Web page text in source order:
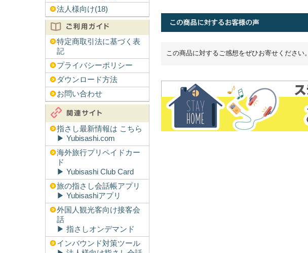
法人様向け(18)
特定商取引法に基づく表
記
プライバシーポリシー
ダウンロード方法
お問い合わせ
指さし最新情報は こちら
▶︎ Yubisashi.com
海外旅行プリペイドカー
ド
▶︎ Yubisashi Club Card
旅の指さし会話帳アプリ
▶︎ Yubisashiアプリ
外国人観光客向け接客会
話
▶︎ 指さしオンデマンド
インバウンド対策ツール
この商品に対するご感想をぜひお寄せください。